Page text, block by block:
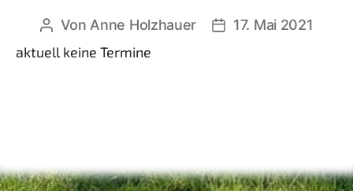
Beitragsautor
Von Anne Holzhauer Beitragsdatum
17. Mai 2021
aktuell keine Termine